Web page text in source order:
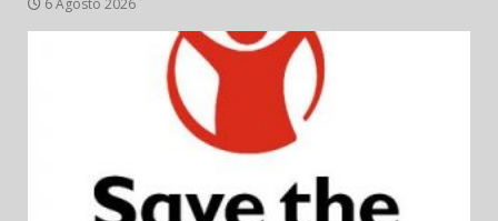
6 Agosto 2026